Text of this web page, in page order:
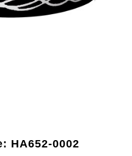
HA652-0002